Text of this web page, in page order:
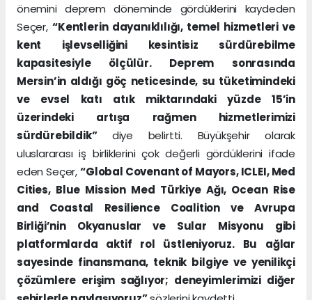
önemini deprem döneminde gördüklerini kaydeden
Seçer,“Kentlerin dayanıklılığı, temel hizmetleri ve
kent işlevselliğini kesintisiz sürdürebilme
kapasitesiyle ölçülür. Deprem sonrasında
Mersin’in aldığı göç neticesinde, su tüketimindeki
ve evsel katı atık miktarındaki yüzde 15’in
üzerindeki artışa rağmen hizmetlerimizi
sürdürebildik”diye belirtti. Büyükşehir olarak
uluslararası iş birliklerini çok değerli gördüklerini ifade
eden Seçer,“Global Covenant of Mayors, ICLEI, Med
Cities, Blue Mission Med Türkiye Ağı, Ocean Rise
and Coastal Resilience Coalition ve Avrupa
Birliği’nin Okyanuslar ve Sular Misyonu gibi
platformlarda aktif rol üstleniyoruz. Bu ağlar
sayesinde finansmana, teknik bilgiye ve yenilikçi
çözümlere erişim sağlıyor; deneyimlerimizi diğer